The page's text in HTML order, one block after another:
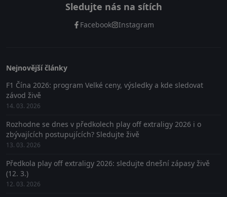
Sledujte nás na sítích
Facebook Instagram
Nejnovější články
F1 Čína 2026: program Velké ceny, výsledky a kde sledovat
závod živě
14. 03. 2026
Rozhodne se dnes v předkolech play off extraligy 2026 i o
zbývajících postupujících? Sledujte živě
13. 03. 2026
Předkola play off extraligy 2026: sledujte dnešní zápasy živě
(12. 3.)
12. 03. 2026